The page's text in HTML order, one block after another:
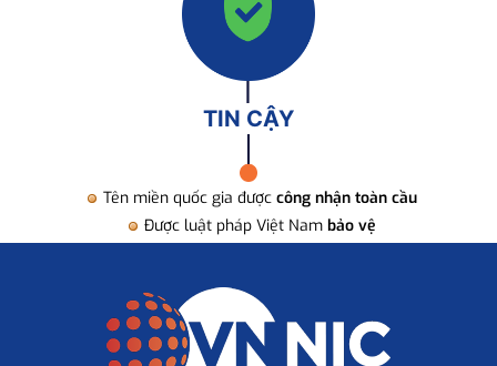
TIN CẬY
Tên miền quốc gia được công nhận toàn cầu
Được luật pháp Việt Nam bảo vệ